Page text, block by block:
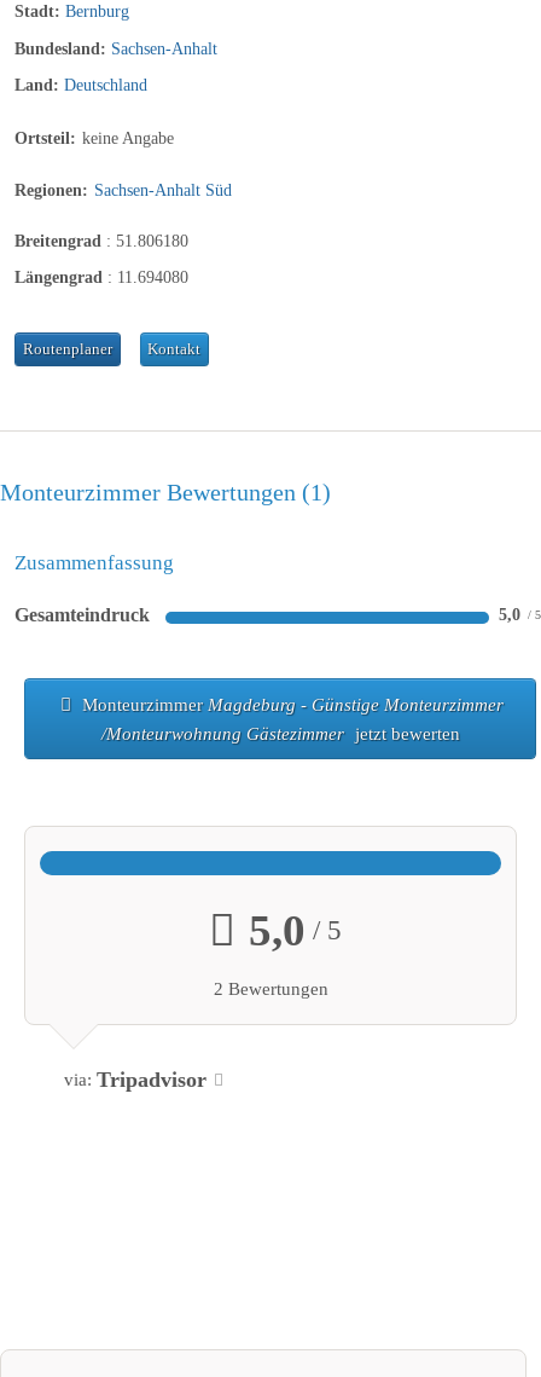
Stadt: Bernburg
Bundesland: Sachsen-Anhalt
Land: Deutschland
Ortsteil: keine Angabe
Regionen: Sachsen-Anhalt Süd
Breitengrad : 51.806180
Längengrad : 11.694080
Routenplaner Kontakt
Monteurzimmer Bewertungen 1
Zusammenfassung
Gesamteindruck 5,0
Monteurzimmer Magdeburg - Günstige Monteurzimmer
/Monteurwohnung Gästezimmer jetzt bewerten
5,0 / 5
2 Bewertungen
via: Tripadvisor